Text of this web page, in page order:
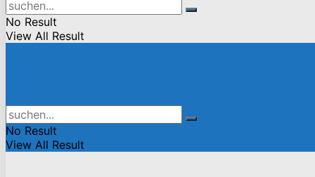
No Result
View All Result
No Result
View All Result